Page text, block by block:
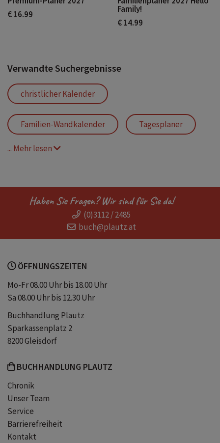
€ 16.99
Family!
€ 14.99
Verwandte Suchergebnisse
christlicher Kalender
Familien-Wandkalender Tagesplaner
Familienplaner
Kalender mit sechs Spalten
ganze Familie Kalender
... Mehr lesen
Haben Sie Fragen? Wir sind für Sie da!
(0)3112 / 2485
buch@plautz.at
ÖFFNUNGSZEITEN
Mo-Fr 08.00 Uhr bis 18.00 Uhr
Sa 08.00 Uhr bis 12.30 Uhr
Buchhandlung Plautz
Sparkassenplatz 2
8200 Gleisdorf
BUCHHANDLUNG PLAUTZ
Chronik
Unser Team
Service
Barrierefreiheit
Kontakt